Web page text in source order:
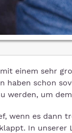
einem sehr
haben schon
werden, um
wenn es dann
In unserer